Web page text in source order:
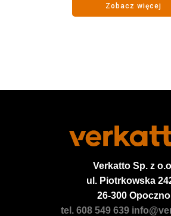
Zobacz więcej
Verkatto Sp. z
ul. Piotrkowska
26-300 Opoczno
tel. 608 549 639